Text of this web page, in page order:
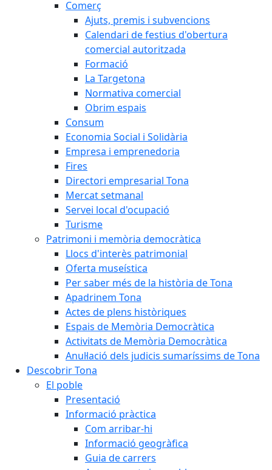
Comerç
Ajuts, premis i subvencions
Calendari de festius d'obertura
comercial autoritzada
Formació
La Targetona
Normativa comercial
Obrim espais
Consum
Economia Social i Solidària
Empresa i emprenedoria
Fires
Directori empresarial Tona
Mercat setmanal
Servei local d'ocupació
Turisme
Patrimoni i memòria democràtica
Llocs d'interès patrimonial
Oferta museística
Per saber més de la història de Tona
Apadrinem Tona
Actes de plens històriques
Espais de Memòria Democràtica
Activitats de Memòria Democràtica
Anul·lació dels judicis sumaríssims de Tona
Descobrir Tona
El poble
Presentació
Informació pràctica
Com arribar-hi
Informació geogràfica
Guia de carrers